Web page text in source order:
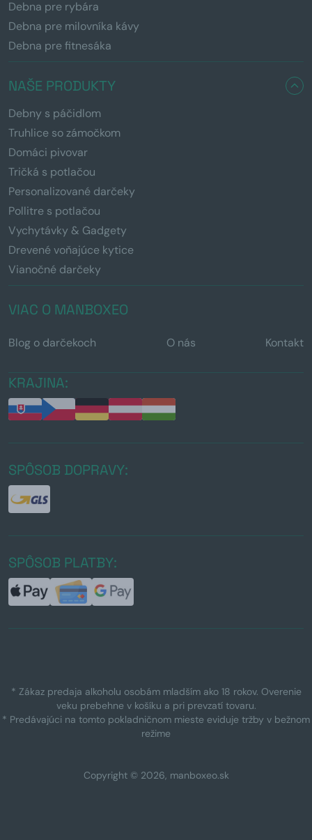
Debna pre rybára
Debna pre milovníka kávy
Debna pre fitnesáka
NAŠE PRODUKTY
Debny s páčidlom
Truhlice so zámočkom
Domáci pivovar
Tričká s potlačou
Personalizované darčeky
Pollitre s potlačou
Vychytávky & Gadgety
Drevené voňajúce kytice
Vianočné darčeky
VIAC O MANBOXEO
Blog o darčekoch O nás Kontakt
KRAJINA:
SPÔSOB DOPRAVY:
SPÔSOB PLATBY:
* Zákaz predaja alkoholu osobám mladším ako 18 rokov. Overenie
veku prebehne v košíku a pri prevzatí tovaru.
* Predávajúci na tomto pokladničnom mieste eviduje tržby v bežnom
režime
Copyright © 2026, manboxeo.sk